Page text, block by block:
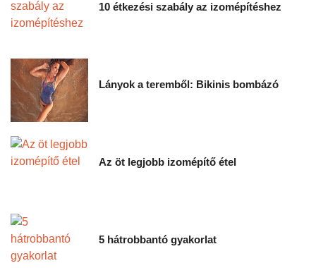
10 étkezési szabály az izomépítéshez
Lányok a teremből: Bikinis bombázó
Az öt legjobb izomépítő étel
5 hátrobbantó gyakorlat